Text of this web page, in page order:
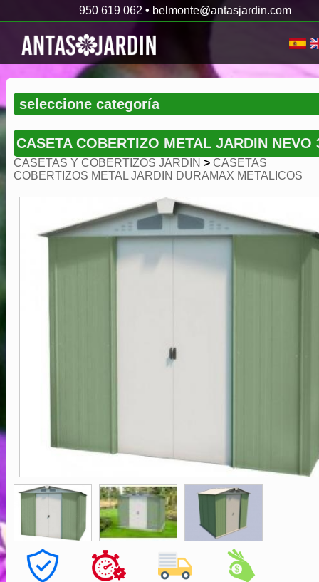
950 619 062 • belmonte@antasjardin.com
CASETA COBERTIZO METAL JARDIN NEVO
CASETAS Y COBERTIZOS JARDIN > CASETAS
COBERTIZOS METAL JARDIN DURAMAX METALICOS